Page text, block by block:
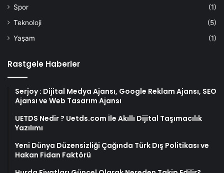
Spor
(1)
Teknoloji
(5)
Yaşam
(1)
Rastgele Haberler
Serjoy : Dijital Medya Ajansı, Google Reklam Ajansı, SEO
Ajansı ve Web Tasarım Ajansı
UETDS Nedir ? Uetds.com İle Akıllı Dijital Taşımacılık
Yazılımı
Yeni Dünya Düzensizliği Çağında Türk Dış Politikası ve
Hakan Fidan Faktörü